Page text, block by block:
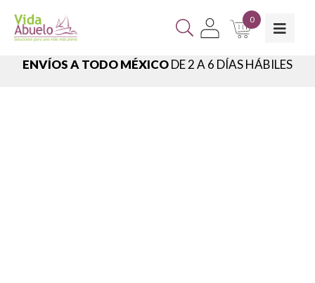
0
ENVÍOS A TODO MÉXICODE 2 A 6 DÍAS HÁBILES